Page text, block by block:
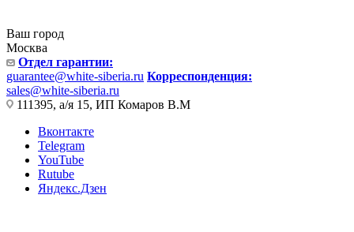
Ваш город
Москва
Отдел гарантии:
guarantee@white-siberia.ru Корреспонденция:
sales@white-siberia.ru
111395, а/я 15, ИП Комаров В.М
Вконтакте
Telegram
YouTube
Rutube
Яндекс.Дзен